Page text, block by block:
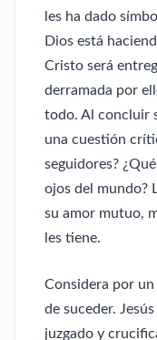
les ha dado
Dios está
Cristo será
derramada por
todo. Al concluir
una cuestión
seguidores?
ojos del mundo?
su amor mutuo,
les tiene.
Considera por
de suceder.
juzgado y